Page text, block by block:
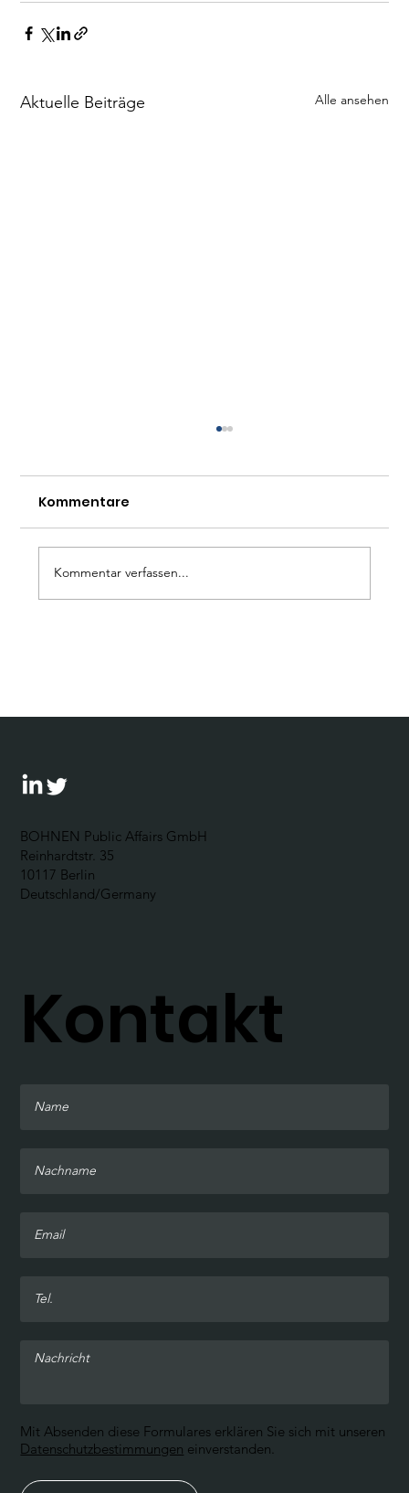
Aktuelle Beiträge Alle ansehen
Kommentare
Kommentar verfassen...
Mit Absenden diese Formulares erklären Sie sich mit unseren
Datenschutzbestimmungen einverstanden.
BOHNEN Public Affairs GmbH
Reinhardtstr. 35
10117 Berlin
Deutschland/Germany
Kontakt